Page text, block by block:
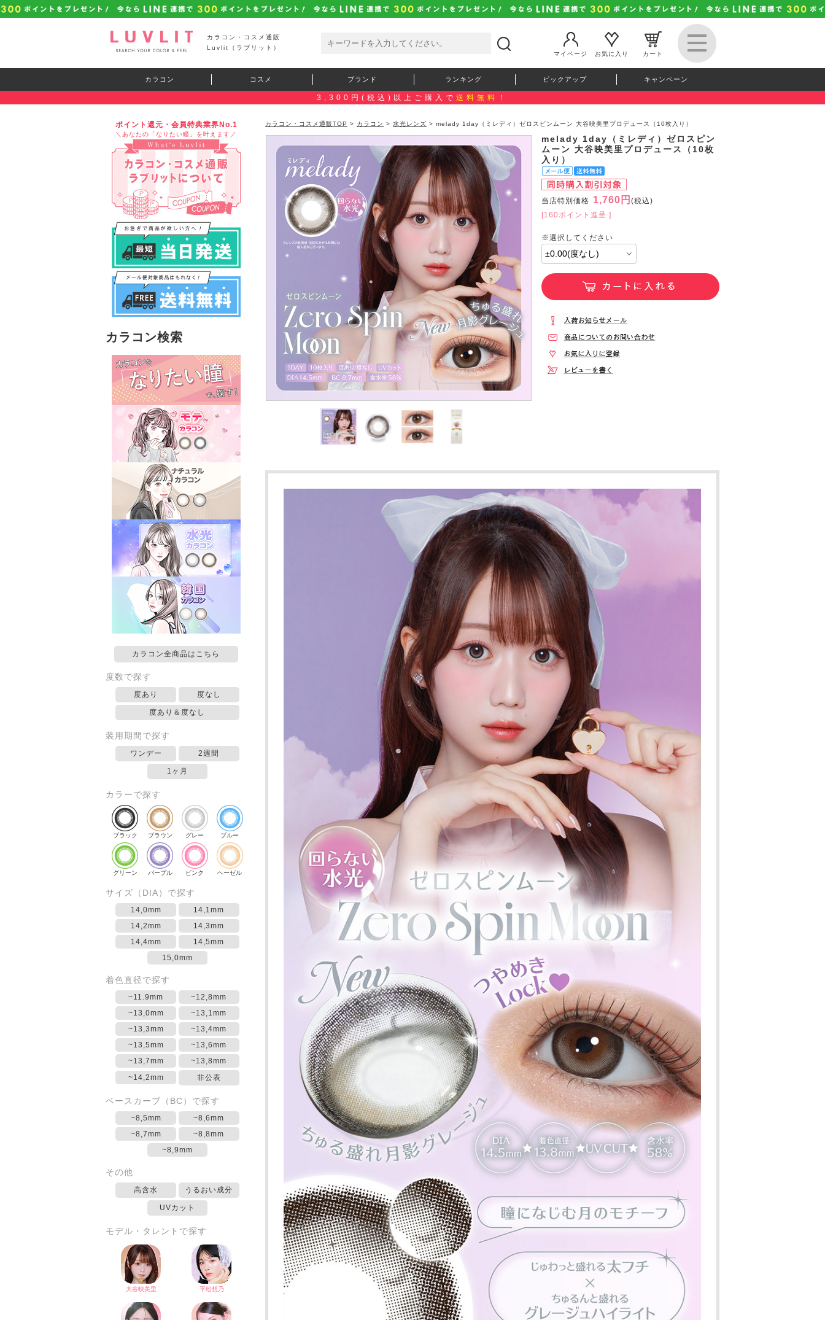
カラコン・コスメ通販
Luvlit（ラブリット）
マイページ
お気に入り カート
カラコン コスメ ブランド ランキング ピックアップ キャンペーン
3,300円(税込)以上ご購入で 送料無料！
ポイント還元・会員特典業界No.1
＼あなたの「なりたい瞳」を叶えます／
カラコン検索
カラコン全商品はこちら
度数で探す
度あり 度なし
度あり＆度なし
装用期間で探す
ワンデー 2週間
1ヶ月
カラーで探す
ブラック ブラウン グレー ブルー
グリーン パープル ピンク ヘーゼル
サイズ（DIA）で探す
14,0mm
14,1mm
14,2mm
14,3mm
14,4mm
14,5mm
15,0mm
着色直径で探す
~11.9mm
~12,8mm
~13,0mm
~13,1mm
~13,3mm
~13,4mm
~13,5mm
~13,6mm
~13,7mm
~13,8mm
~14,2mm
非公表
ベースカーブ（BC）で探す
~8,5mm
~8,6mm
~8,7mm
~8,8mm
~8,9mm
その他
高含水 うるおい成分
UVカット
モデル・タレントで探す
カラコン・コスメ通販TOP > カラコン > 水光レンズ > melady 1day（ミレディ）ゼロスピンムーン 大谷映美里プロデュース（10枚入り）
melady 1day（ミレディ）ゼロスピン
ムーン 大谷映美里プロデュース（10枚
入り）
当店特別価格 1,760円 (税込)
[160ポイント進呈 ]